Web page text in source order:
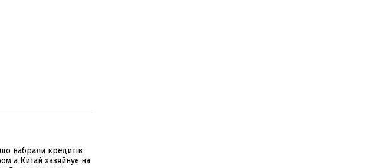
набрали кредитів
а Китай хазяйнує на